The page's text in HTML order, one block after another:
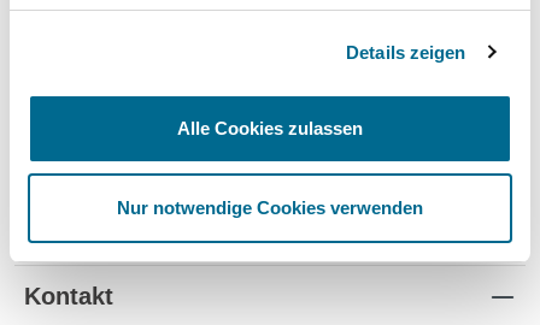
Details zeigen
Alle Cookies zulassen
Nur notwendige Cookies verwenden
Flexible Laufzeiten ✔ - -
- -
Standorte
Kontakt